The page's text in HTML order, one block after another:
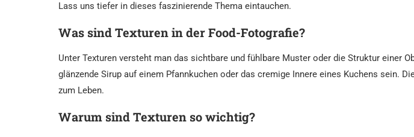
Lass uns tiefer in dieses faszinierende Thema eintauchen.
Was sind Texturen in der Food-Fotografie?
Unter Texturen versteht man das sichtbare und fühlbare Muster oder die Struktur einer
glänzende Sirup auf einem Pfannkuchen oder das cremige Innere eines Kuchens sein.
zum Leben.
Warum sind Texturen so wichtig?